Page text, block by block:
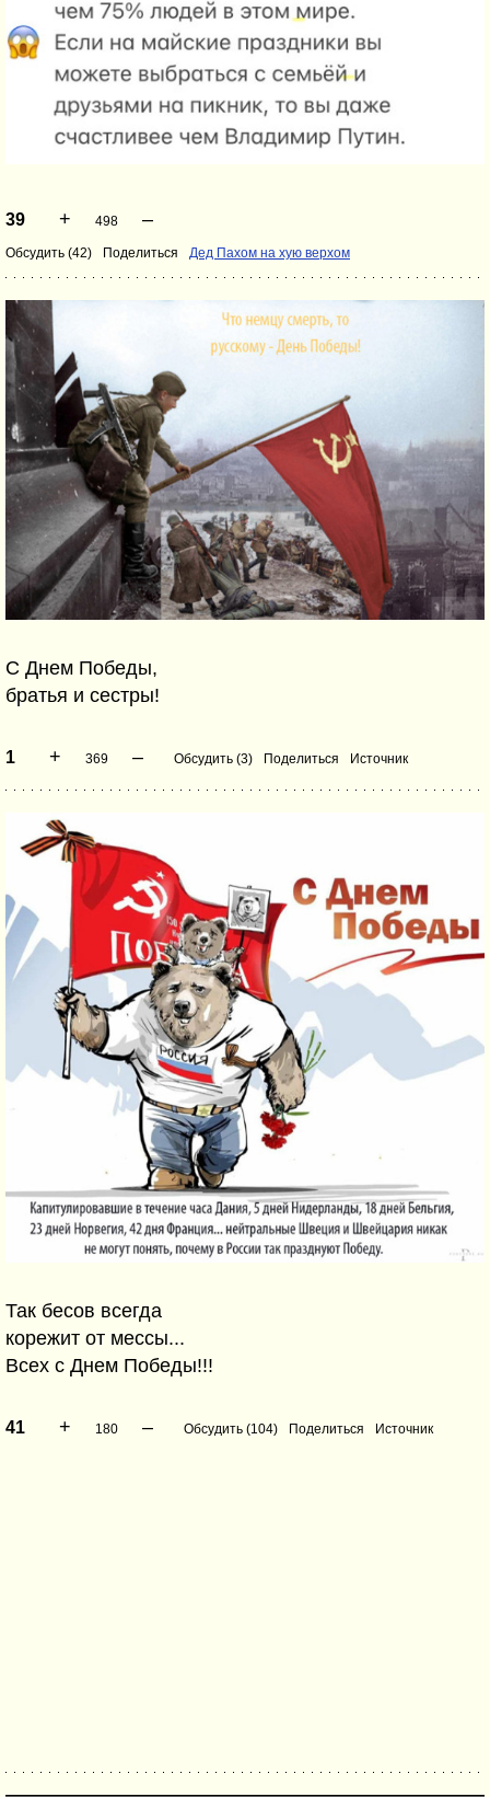
39 + 498 –
Обсудить (42) Поделиться Дед Пахом на хую верхом
С Днем Победы,
братья и сестры!
1 + 369 – Обсудить (3) Поделиться Источник
Так бесов всегда
корежит от мессы...
Всех с Днем Победы!!!
41 + 180 – Обсудить (104) Поделиться Источник